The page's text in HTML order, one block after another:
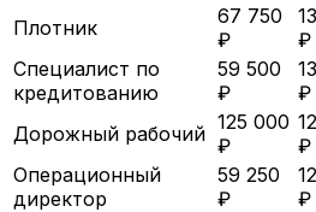
Плотник
67 750
₽
₽
Специалист по
кредитованию
59 500
₽
₽
Дорожный рабочий 125 000
₽
₽
Операционный
директор
59 250
₽
₽